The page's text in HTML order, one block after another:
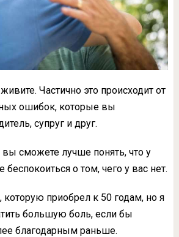
Частично это происходит от
ошибок, которые вы
супруг и друг.
сможете лучше понять, что у
о том, чего у вас нет.
которую приобрел к 50 годам, но я
большую боль, если бы
благодарным раньше.